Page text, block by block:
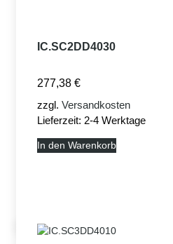
IC.SC2DD4030
277,38 €
zzgl. Versandkosten
Lieferzeit: 2-4 Werktage
In den Warenkorb